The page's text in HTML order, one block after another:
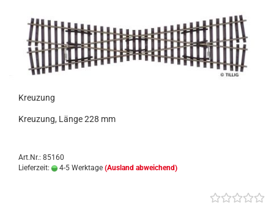
Kreuzung
Kreuzung, Länge 228 mm
Art.Nr.: 85160
Lieferzeit:
4-5 Werktage (Ausland abweichend)